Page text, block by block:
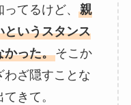
てるけど、 親
というスタンス
かった。そこか
わざ隠すことな
きて。